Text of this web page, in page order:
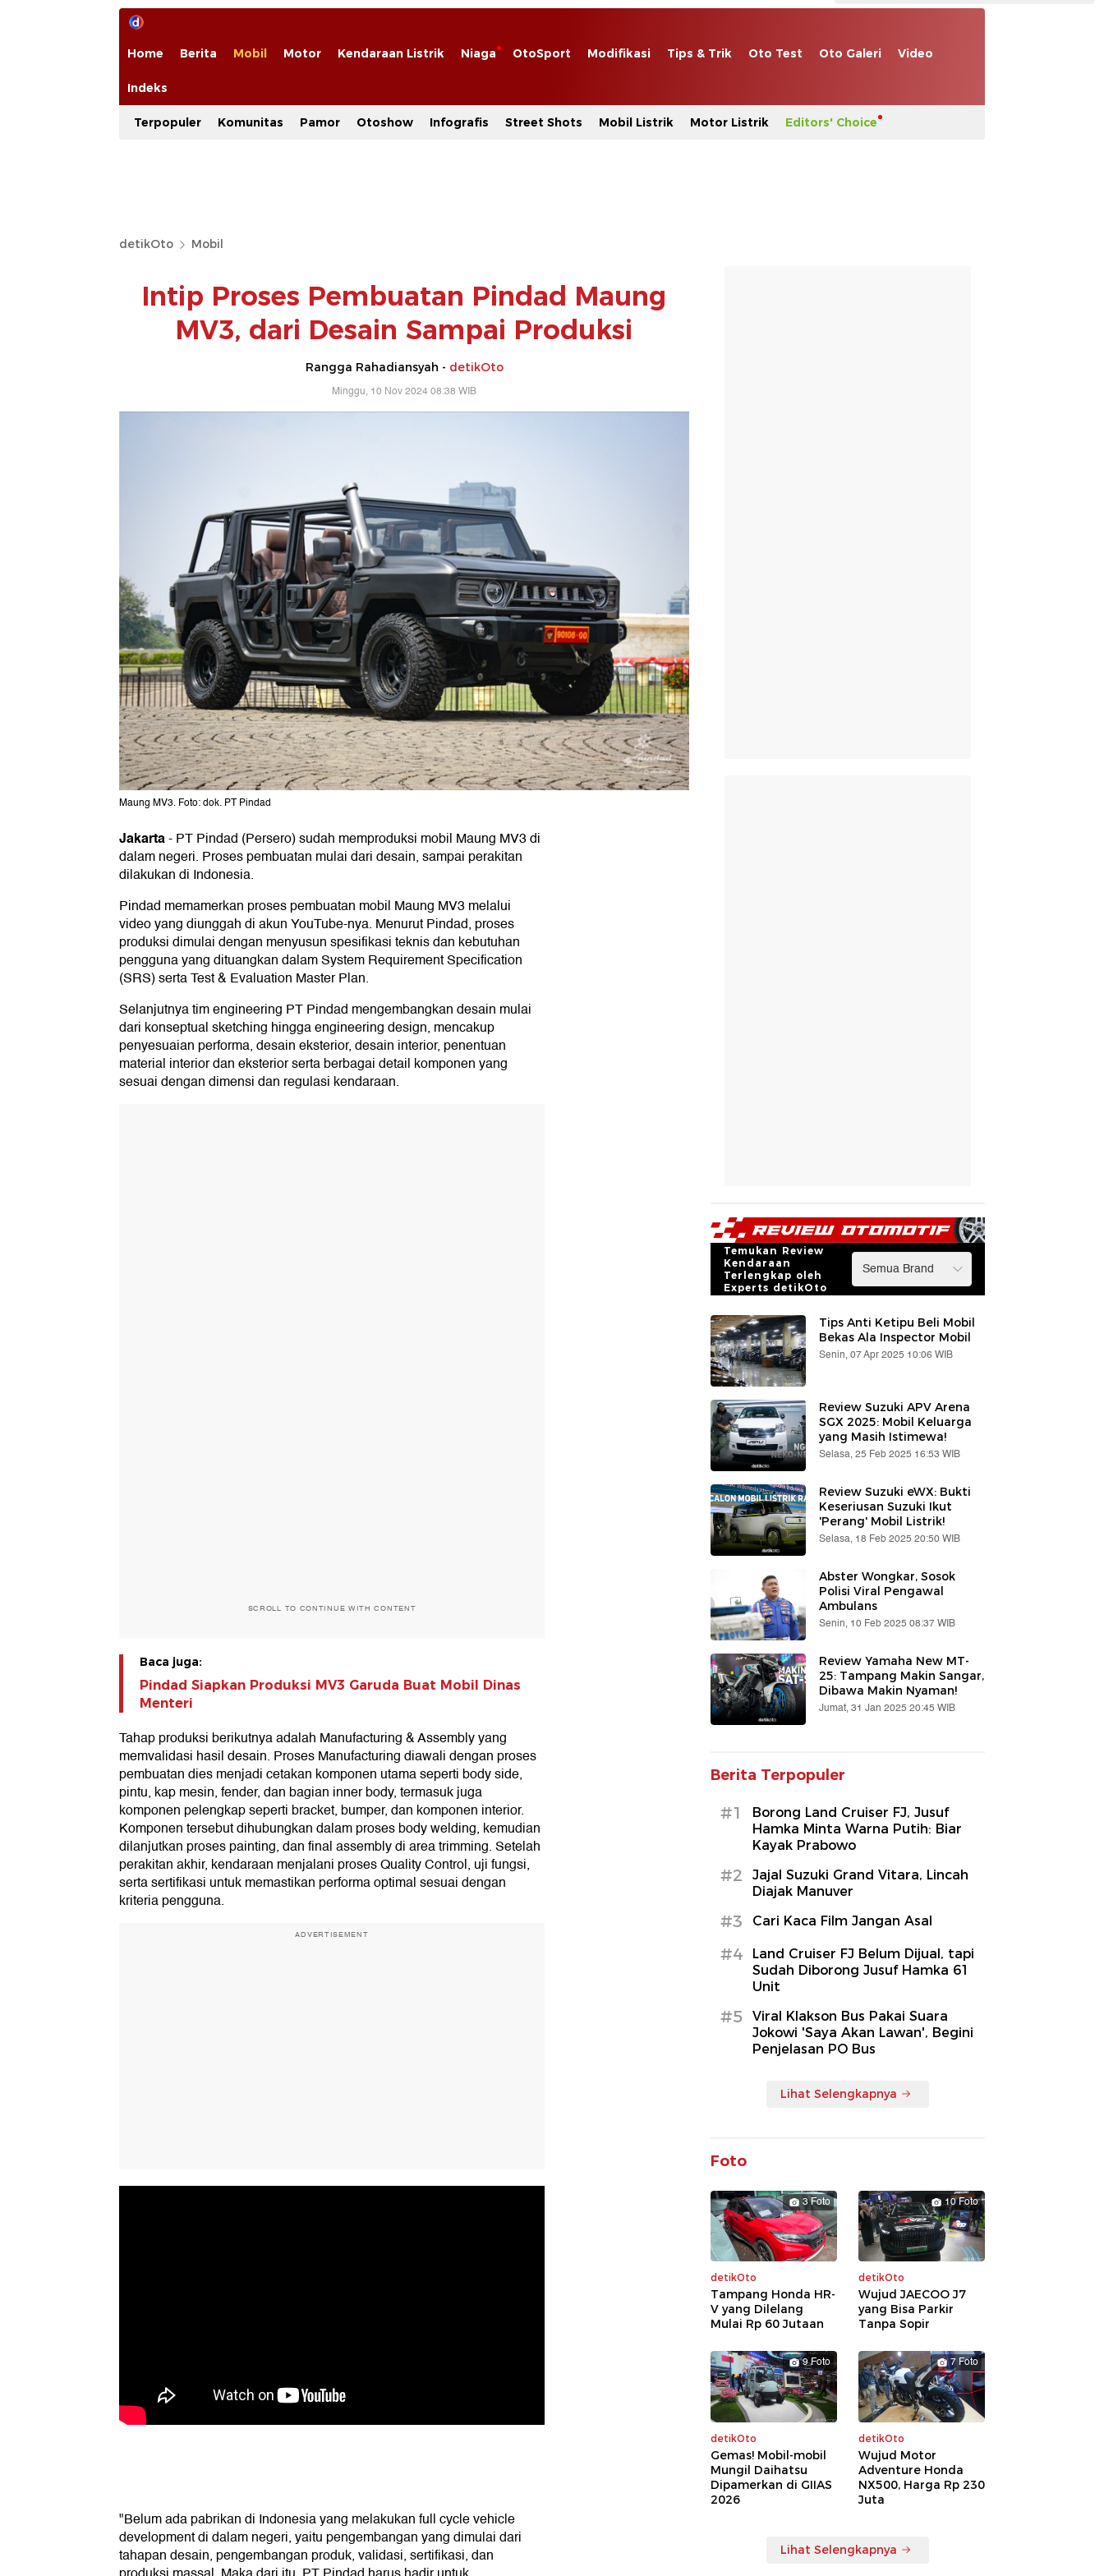
Home Berita Mobil Motor Kendaraan Listrik Niaga OtoSport Modifikasi Tips & Trik Oto Test Oto Galeri Video
Indeks
Terpopuler Komunitas Pamor Otoshow Infografis Street Shots Mobil Listrik Motor Listrik Editors' Choice
detikOto Mobil
Intip Proses Pembuatan Pindad Maung
MV3, dari Desain Sampai Produksi
Rangga Rahadiansyah - detikOto
Minggu, 10 Nov 2024 08:38 WIB
Maung MV3. Foto: dok. PT Pindad
Jakarta-PT Pindad (Persero) sudah memproduksi mobil Maung MV3 di
dalam negeri. Proses pembuatan mulai dari desain, sampai perakitan
dilakukan di Indonesia.
Pindad memamerkan proses pembuatan mobil Maung MV3 melalui
video yang diunggah di akun YouTube-nya. Menurut Pindad, proses
produksi dimulai dengan menyusun spesifikasi teknis dan kebutuhan
pengguna yang dituangkan dalam System Requirement Specification
(SRS) serta Test & Evaluation Master Plan.
Selanjutnya tim engineering PT Pindad mengembangkan desain mulai
dari konseptual sketching hingga engineering design, mencakup
penyesuaian performa, desain eksterior, desain interior, penentuan
material interior dan eksterior serta berbagai detail komponen yang
sesuai dengan dimensi dan regulasi kendaraan.
SCROLL TO CONTINUE WITH CONTENT
Baca juga:
Pindad Siapkan Produksi MV3 Garuda Buat Mobil Dinas
Menteri
Tahap produksi berikutnya adalah Manufacturing & Assembly yang
memvalidasi hasil desain. Proses Manufacturing diawali dengan proses
pembuatan dies menjadi cetakan komponen utama seperti body side,
pintu, kap mesin, fender, dan bagian inner body, termasuk juga
komponen pelengkap seperti bracket, bumper, dan komponen interior.
Komponen tersebut dihubungkan dalam proses body welding, kemudian
dilanjutkan proses painting, dan final assembly di area trimming. Setelah
perakitan akhir, kendaraan menjalani proses Quality Control, uji fungsi,
serta sertifikasi untuk memastikan performa optimal sesuai dengan
kriteria pengguna.
ADVERTISEMENT
"Belum ada pabrikan di Indonesia yang melakukan full cycle vehicle
development di dalam negeri, yaitu pengembangan yang dimulai dari
tahapan desain, pengembangan produk, validasi, sertifikasi, dan
Temukan Review
Kendaraan
Terlengkap oleh
Experts detikOto
Tips Anti Ketipu Beli Mobil
Bekas Ala Inspector Mobil
Senin, 07 Apr 2025 10:06 WIB
Review Suzuki APV Arena
SGX 2025: Mobil Keluarga
yang Masih Istimewa!
Selasa, 25 Feb 2025 16:53 WIB
Review Suzuki eWX: Bukti
Keseriusan Suzuki Ikut
'Perang' Mobil Listrik!
Selasa, 18 Feb 2025 20:50 WIB
Abster Wongkar, Sosok
Polisi Viral Pengawal
Ambulans
Senin, 10 Feb 2025 08:37 WIB
Review Yamaha New MT-
25: Tampang Makin Sangar,
Dibawa Makin Nyaman!
Jumat, 31 Jan 2025 20:45 WIB
Berita Terpopuler
#1
Borong Land Cruiser FJ, Jusuf
Hamka Minta Warna Putih: Biar
Kayak Prabowo
#2
Jajal Suzuki Grand Vitara, Lincah
Diajak Manuver
#3 Cari Kaca Film Jangan Asal
#4
Land Cruiser FJ Belum Dijual, tapi
Sudah Diborong Jusuf Hamka 61
Unit
#5
Viral Klakson Bus Pakai Suara
Jokowi 'Saya Akan Lawan', Begini
Penjelasan PO Bus
Lihat Selengkapnya
Foto
3 Foto
detikOto
Tampang Honda HR-
V yang Dilelang
Mulai Rp 60 Jutaan
10 Foto
detikOto
Wujud JAECOO J7
yang Bisa Parkir
Tanpa Sopir
9 Foto
detikOto
Gemas! Mobil-mobil
Mungil Daihatsu
Dipamerkan di GIIAS
2026
7 Foto
detikOto
Wujud Motor
Adventure Honda
NX500, Harga Rp 230
Juta
Lihat Selengkapnya